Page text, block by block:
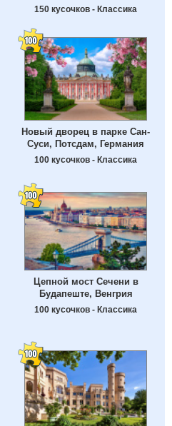
150 кусочков - Классика
Новый дворец в парке Сан-
Суси, Потсдам, Германия
100 кусочков - Классика
Цепной мост Сечени в
Будапеште, Венгрия
100 кусочков - Классика